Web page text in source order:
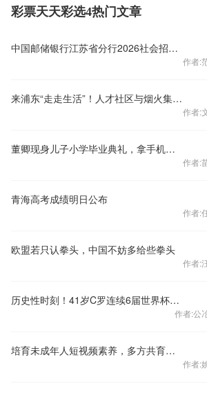
彩票天天彩选4热门文章
中国邮储银行江苏省分行2026社会招聘开始啦
作者:
来浦东“走走生活”！人才社区与烟火集市在科学城正产生“奇妙链接”
作者:
董卿现身儿子小学毕业典礼，拿手机给儿子拍照记录，素颜状态清瘦优雅
作者:
青海高考成绩明日公布
作者:
欧盟若只认拳头，中国不妨多给些拳头
作者:
历史性时刻！41岁C罗连续6届世界杯破门创纪录，历史仅此一人！
作者:公
培育未成年人短视频素养，多方共育为成长提供增量
作者: